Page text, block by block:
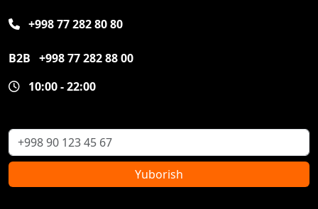
+998 77 282 80 80
B2B +998 77 282 88 00
10:00 - 22:00
Yuborish